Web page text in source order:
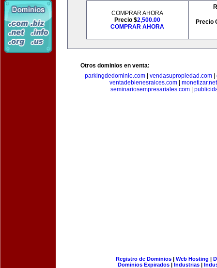
COMPRAR AHORA
Precio $2,500.00
COMPRAR AHORA
Precio
Otros dominios en venta:
parkingdedominio.com| vendasupropiedad.com|
ventadebienesraices.com
monetizar.net
seminariosempresariales.com
Registro de Dominios| Web Hosting |
Dominios Expirados | Industrias |